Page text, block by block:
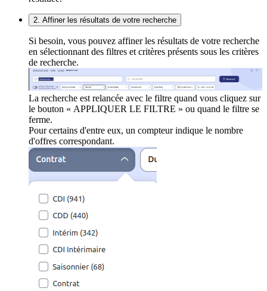
2. Affiner les résultats de votre recherche
Si besoin, vous pouvez affiner les résultats de votre recherche
en sélectionnant des filtres et critères présents sous les critères
de recherche.
La recherche est relancée avec le filtre quand vous cliquez sur
le bouton « APPLIQUER LE FILTRE » ou quand le filtre se
ferme.
Pour certains d'entre eux, un compteur indique le nombre
d'offres correspondant.